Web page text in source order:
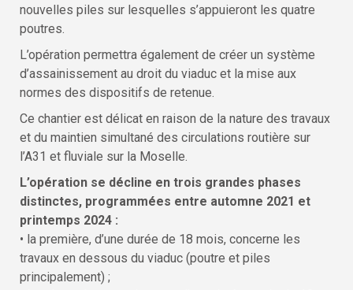
nouvelles piles sur lesquelles s’appuieront les quatre
poutres.
L’opération permettra également de créer un système
d’assainissement au droit du viaduc et la mise aux
normes des dispositifs de retenue.
Ce chantier est délicat en raison de la nature des travaux
et du maintien simultané des circulations routière sur
l’A31 et fluviale sur la Moselle.
L’opération se décline en trois grandes phases
distinctes, programmées entre automne 2021 et
printemps 2024 :
• la première, d’une durée de 18 mois, concerne les
travaux en dessous du viaduc (poutre et piles
principalement) ;